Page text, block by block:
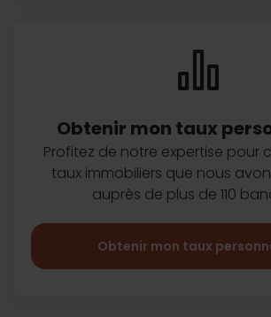
Obtenir mon taux
Profitez de notre expertise pour
taux immobiliers que nous
auprès de plus de 110
Obtenir mon taux